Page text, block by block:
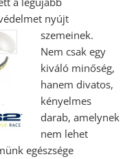
nyújt
szemeinek.
Nem csak egy
kiváló minőség,
hanem divatos,
kényelmes
darab, amelynek
nem lehet
egészsége